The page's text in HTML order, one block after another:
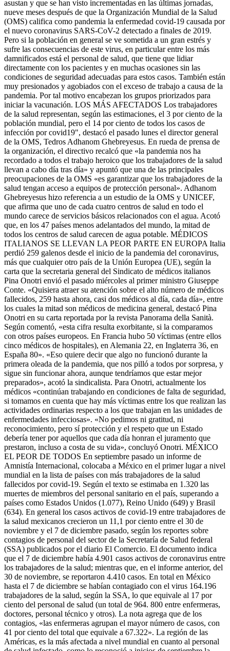
asustan y que se han visto incrementadas en las últimas jornadas,
nueve meses después de que la Organización Mundial de la Salud
(OMS) califica como pandemia la enfermedad covid-19 causada por
el nuevo coronavirus SARS-CoV-2 detectado a finales de 2019.
Pero si la población en general se ve sometida a un gran estrés y
sufre las consecuencias de este virus, en particular entre los más
damnificados está el personal de salud, que tiene que lidiar
directamente con los pacientes y en muchas ocasiones sin las
condiciones de seguridad adecuadas para estos casos. También están
muy presionados y agobiados con el exceso de trabajo a causa de la
pandemia. Por tal motivo encabezan los grupos priorizados para
iniciar la vacunación. LOS MÁS AFECTADOS Los trabajadores
de la salud representan, según las estimaciones, el 3 por ciento de la
población mundial, pero el 14 por ciento de todos los casos de
infección por covid19", destacó el pasado lunes el director general
de la OMS, Tedros Adhanom Ghebreyesus. En rueda de prensa de
la organización, el directivo recalcó que «la pandemia nos ha
recordado a todos el trabajo heroico que los trabajadores de la salud
llevan a cabo día tras día» y apuntó que una de las principales
preocupaciones de la OMS «es garantizar que los trabajadores de la
salud tengan acceso a equipos de protección personal». Adhanom
Ghebreyesus hizo referencia a un estudio de la OMS y UNICEF,
que afirma que uno de cada cuatro centros de salud en todo el
mundo carece de servicios básicos relacionados con el agua. Acotó
que, en los 47 países menos adelantados del mundo, la mitad de
todos los centros de salud carecen de agua potable. MÉDICOS
ITALIANOS SE LLEVAN LA PEOR PARTE EN EUROPA Italia
perdió 259 galenos desde el inicio de la pandemia del coronavirus,
más que cualquier otro país de la Unión Europea (UE), según la
carta que la secretaria general del Sindicato de médicos italianos
Pina Onotri envió el pasado miércoles al primer ministro Giuseppe
Conte. «Quisiera atraer su atención sobre el alto número de médicos
fallecidos, 259 hasta ahora, casi dos médicos al día, cada día», entre
los cuales la mitad son médicos de medicina general, destacó Pina
Onotri en su carta reportada por la revista Panorama della Sanità.
Según comentó, «esta cifra resulta exorbitante, si la comparamos
con otros países europeos. En Francia hubo 50 víctimas (entre ellos
cinco médicos de hospitales), en Alemania 22, en Inglaterra 36, en
España 80». «Eso quiere decir que algo no funcionó durante la
primera oleada de la pandemia, que nos pilló a todos por sorpresa, y
sigue sin funcionar ahora, aunque tendríamos que estar mejor
preparados», acotó la sindicalista. Para Onotri, actualmente los
médicos «continúan trabajando en condiciones de falta de seguridad,
si tomamos en cuenta que hay más víctimas entre los que realizan las
actividades ordinarias respecto a los que trabajan en las unidades de
enfermedades infecciosas». «No pedimos ni gratitud, ni
reconocimiento, pero sí protección y el respeto que un Estado
debería tener por aquellos que cada día honran el juramento que
prestaron, incluso a costa de su vida», concluyó Onotri. MÉXICO
EL PEOR DE TODOS En septiembre pasado un informe de
Amnistía Internacional, colocaba a México en el primer lugar a nivel
mundial en la lista de países con más trabajadores de la salud
fallecidos por covid-19. Según el texto se estimaba en 1.320 las
muertes de miembros del personal sanitario en el país, superando a
países como Estados Unidos (1.077), Reino Unido (649) y Brasil
(634). En general los casos activos de covid-19 entre trabajadores de
la salud mexicanos crecieron un 11,1 por ciento entre el 30 de
noviembre y el 7 de diciembre pasado, según los reportes sobre
contagios de personal del sector de la Secretaría de Salud federal
(SSA) publicados por el diario El Comercio. El documento indica
que el 7 de diciembre había 4.901 casos activos de coronavirus entre
los trabajadores de la salud; mientras que, en el informe anterior, del
30 de noviembre, se reportaron 4.410 casos. En total en México
hasta el 7 de diciembre se habían contagiado con el virus 164.196
trabajadores de la salud, según la SSA, lo que equivale al 17 por
ciento del personal de salud (un total de 964. 800 entre enfermeras,
doctores, personal técnico y otros). La nota agrega que de los
contagios, «las enfermeras agrupan el mayor número de casos, con
41 por ciento del total que equivale a 67.322». La región de las
Américas, es la más afectada a nivel mundial en cuanto al personal